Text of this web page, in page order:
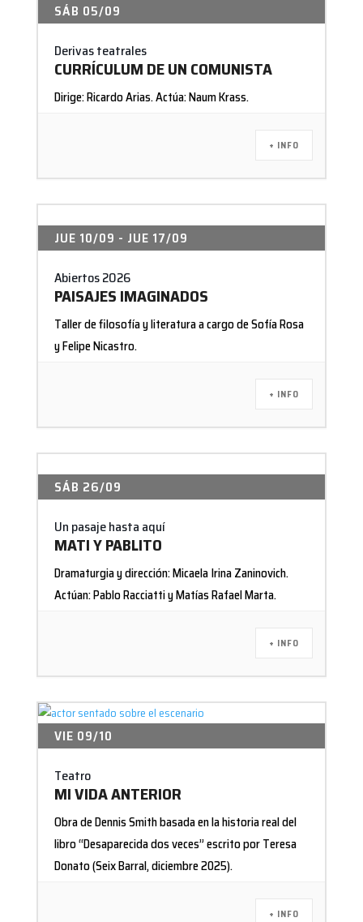
SÁB 05/09
Derivas teatrales
CURRÍCULUM DE UN COMUNISTA
Dirige: Ricardo Arias. Actúa: Naum Krass.
+ INFO
JUE 10/09 - JUE 17/09
Abiertos 2026
PAISAJES IMAGINADOS
Taller de filosofía y literatura a cargo de Sofía Rosa
y Felipe Nicastro.
+ INFO
SÁB 26/09
Un pasaje hasta aquí
MATI Y PABLITO
Dramaturgia y dirección: Micaela Irina Zaninovich.
Actúan: Pablo Racciatti y Matías Rafael Marta.
+ INFO
VIE 09/10
Teatro
MI VIDA ANTERIOR
Obra de Dennis Smith basada en la historia real del
libro “Desaparecida dos veces” escrito por Teresa
Donato (Seix Barral, diciembre 2025).
+ INFO